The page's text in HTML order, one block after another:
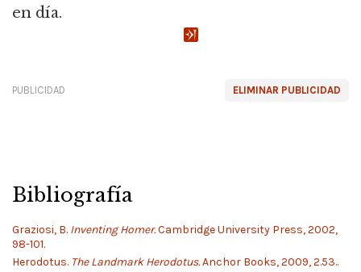
en día.
ELIMINAR PUBLICIDAD
PUBLICIDAD
Bibliografía
Graziosi, B. Inventing Homer.Cambridge University Press, 2002,
98-101.
Herodotus. The Landmark Herodotus.Anchor Books, 2009, 2.53..